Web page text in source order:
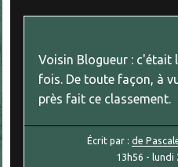
Voisin Blogueur : c'était
fois. De toute façon, à
près fait ce classement.
Écrit par : de
13h56 - lundi